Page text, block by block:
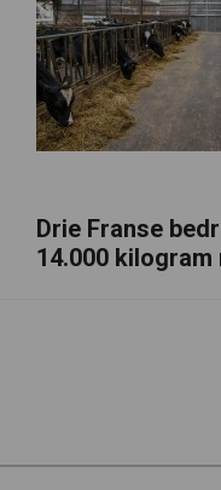
Drie Franse
14.000 kilogram